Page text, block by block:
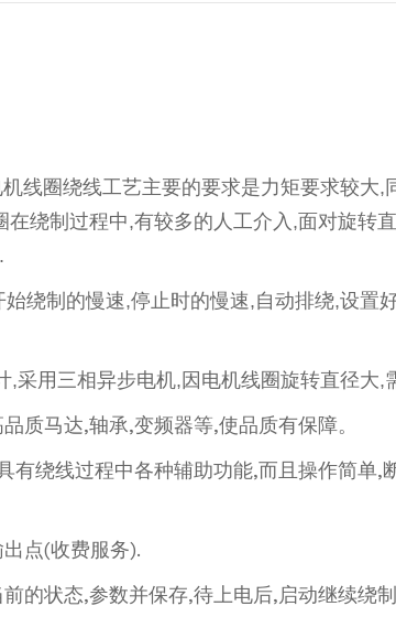
线圈绕线工艺主要的要求是力矩要求较
绕制过程中,有较多的人工介入,面对旋转
制的慢速,停止时的慢速,自动排绕,设置
采用三相异步电机,因电机线圈旋转直径大
马达,轴承,变频器等,使品质有保障。
绕线过程中各种辅助功能,而且操作简单,
点(收费服务).
状态,参数并保存,待上电后,启动继续绕制